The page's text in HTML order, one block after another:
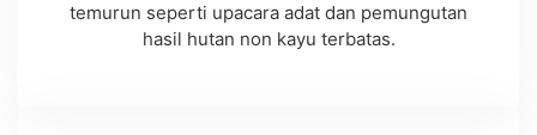
temurun seperti upacara adat dan pemungutan
hasil hutan non kayu terbatas.